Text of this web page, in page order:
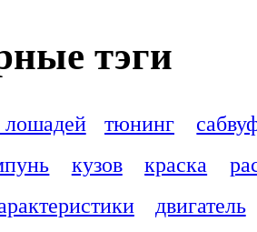
тэги
тюнинг
кузов краска
двигатель